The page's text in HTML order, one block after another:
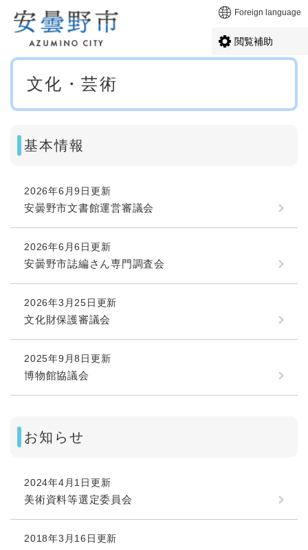
メニューを飛ばして本文へ Foreign language
閲覧補助
本
文化・芸術
基本情報
2026年6月9日更新
安曇野市文書館運営審議会
2026年6月6日更新
安曇野市誌編さん専門調査会
2026年3月25日更新
文化財保護審議会
2025年9月8日更新
博物館協議会
お知らせ
2024年4月1日更新
美術資料等選定委員会
2018年3月16日更新